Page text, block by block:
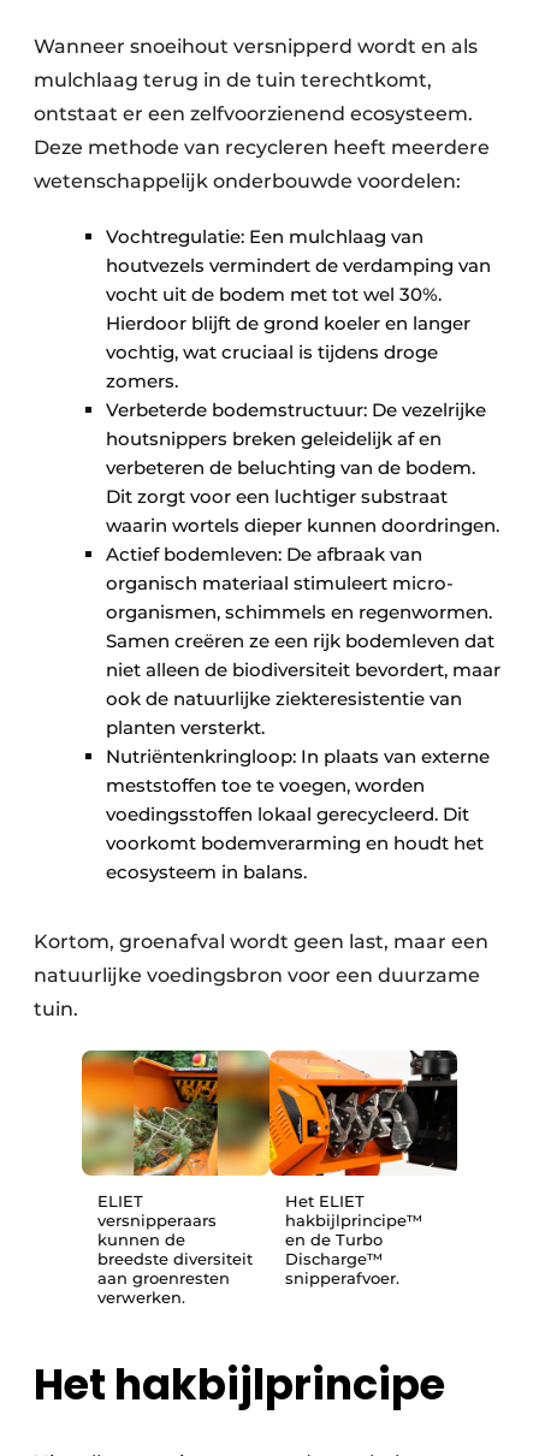
Wanneer snoeihout versnipperd wordt en als
mulchlaag terug in de tuin terechtkomt,
ontstaat er een zelfvoorzienend ecosysteem.
Deze methode van recycleren heeft meerdere
wetenschappelijk onderbouwde voordelen:
Vochtregulatie: Een mulchlaag van
houtvezels vermindert de verdamping van
vocht uit de bodem met tot wel 30%.
Hierdoor blijft de grond koeler en langer
vochtig, wat cruciaal is tijdens droge
zomers.
Verbeterde bodemstructuur: De vezelrijke
houtsnippers breken geleidelijk af en
verbeteren de beluchting van de bodem.
Dit zorgt voor een luchtiger substraat
waarin wortels dieper kunnen doordringen.
Actief bodemleven: De afbraak van
organisch materiaal stimuleert micro-
organismen, schimmels en regenwormen.
Samen creëren ze een rijk bodemleven dat
niet alleen de biodiversiteit bevordert, maar
ook de natuurlijke ziekteresistentie van
planten versterkt.
Nutriëntenkringloop: In plaats van externe
meststoffen toe te voegen, worden
voedingsstoffen lokaal gerecycleerd. Dit
voorkomt bodemverarming en houdt het
ecosysteem in balans.
Kortom, groenafval wordt geen last, maar een
natuurlijke voedingsbron voor een duurzame
tuin.
ELIET
versnipperaars
kunnen de
breedste diversiteit
aan groenresten
verwerken.
Het ELIET
hakbijlprincipe™
en de Turbo
Discharge™
snipperafvoer.
Het hakbijlprincipe